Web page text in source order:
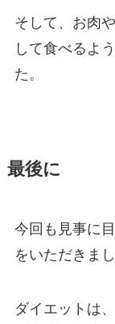
そして、お肉
して食べるよ
た。
最後に
今回も見事に
をいただきまし
ダイエットは